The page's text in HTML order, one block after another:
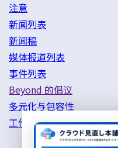
注意
新闻列表
新闻稿
媒体报道列表
事件列表
Beyond 的倡议
多元化与包容性
工作方式改革举措